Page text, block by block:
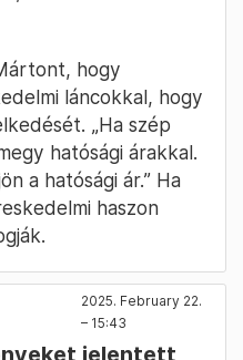
megfékezni az
programra is.
fizetésekkel
nem mindig és
elég. Ez most nem
élelmiszerek árát az
Idén
35 százalékkal
hogy